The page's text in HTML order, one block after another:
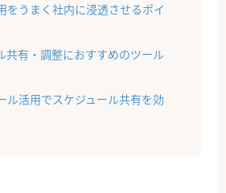
をうまく社内に浸透させるポイ
共有・調整におすすめのツール
ル活用でスケジュール共有を効